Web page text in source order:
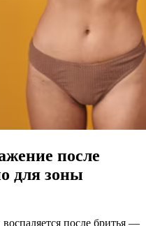
после
для зоны
после бритья —